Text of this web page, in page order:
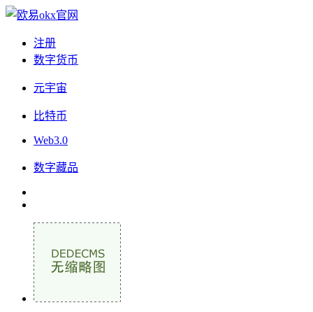
注册
数字货币
元宇宙
比特币
Web3.0
数字藏品